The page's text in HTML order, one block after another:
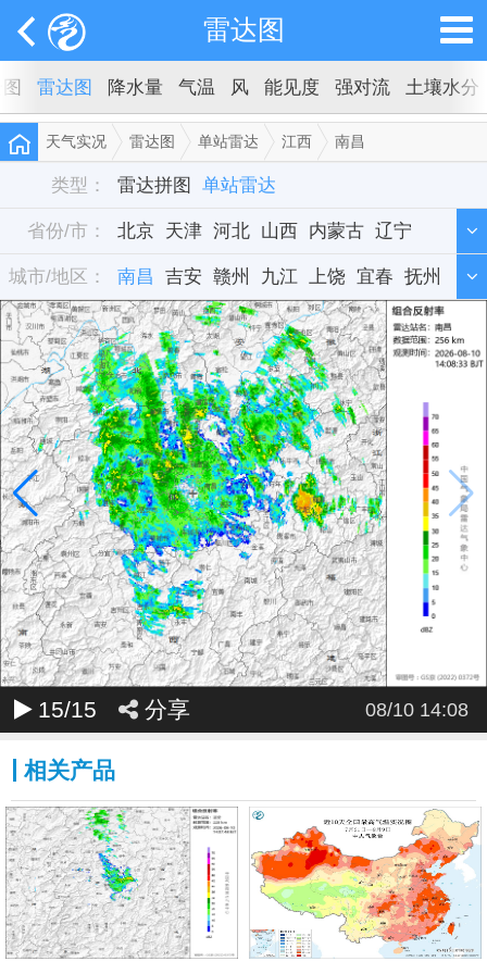
雷达图
雷达图 降水量 气温 风 能见度 强对流 土壤水分
天气实况 雷达图 单站雷达 江西 南昌
类型： 雷达拼图 单站雷达
省份/市： 北京 天津 河北 山西 内蒙古 辽宁
吉林 黑龙江 上海 江苏 浙江 安徽
福建 江西 山东 河南 湖北 湖南 广东
广西 海南 重庆 四川 贵州 云南 西藏
陕西 甘肃 青海 宁夏 新疆
城市/地区： 南昌 吉安 赣州 九江 上饶 宜春 抚州
景德镇
15/15 分享 08/10 14:08
相关产品